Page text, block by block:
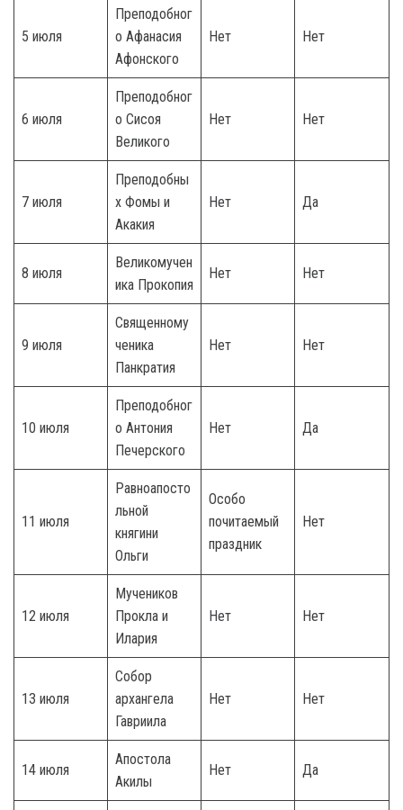
5 июля
Преподобног
о Афанасия
Афонского
Нет Нет
6 июля
Преподобног
о Сисоя
Великого
Нет Нет
7 июля
Преподобны
х Фомы и
Акакия
Нет Да
8 июля
Великомучен
ика Прокопия
Нет Нет
9 июля
Священному
ченика
Панкратия
Нет Нет
10 июля
Преподобног
о Антония
Печерского
Нет Да
11 июля
Равноапосто
льной
княгини
Ольги
Особо
почитаемый
праздник
Нет
12 июля
Мучеников
Прокла и
Илария
Нет Нет
13 июля
Собор
архангела
Гавриила
Нет Нет
14 июля
Апостола
Акилы
Нет Да